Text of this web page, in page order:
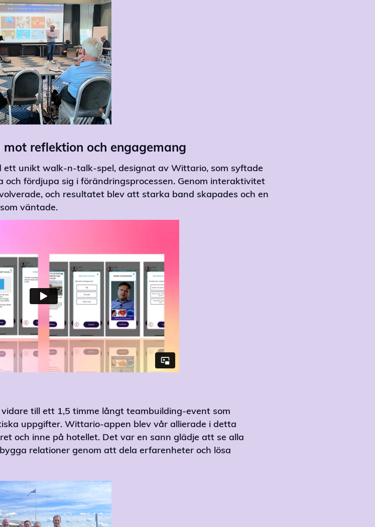
reflektion och engagemang
unikt walk-n-talk-spel, designat av Wittario, som syftade
fördjupa sig i förändringsprocessen. Genom interaktivitet
och resultatet blev att starka band skapades och en
väntade.
till ett 1,5 timme långt teambuilding-event som
uppgifter. Wittario-appen blev vår allierade i detta
och inne på hotellet. Det var en sann glädje att se alla
relationer genom att dela erfarenheter och lösa